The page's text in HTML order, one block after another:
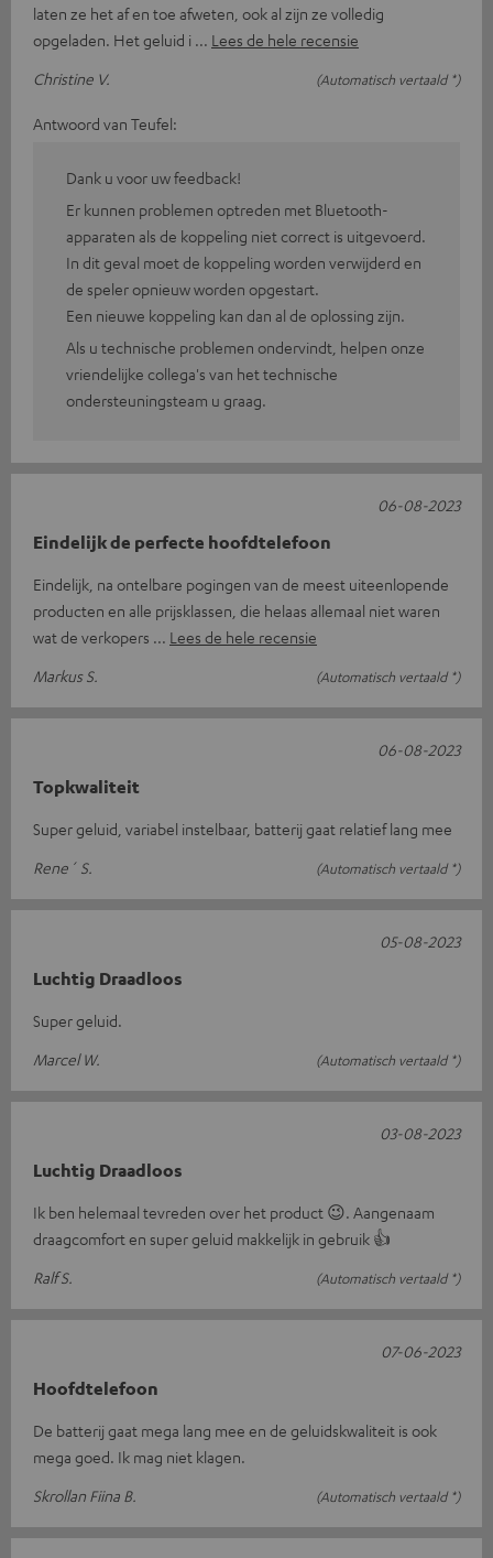
laten ze het af en toe afweten, ook al zijn ze volledig
opgeladen. Het geluid i
Lees de hele recensie
Christine V.
(Automatisch vertaald *)
Antwoord van Teufel:
Dank u voor uw feedback!
Er kunnen problemen optreden met Bluetooth-
apparaten als de koppeling niet correct is uitgevoerd.
In dit geval moet de koppeling worden verwijderd en
de speler opnieuw worden opgestart.
Een nieuwe koppeling kan dan al de oplossing zijn.
Als u technische problemen ondervindt, helpen onze
vriendelijke collega's van het technische
ondersteuningsteam u graag.
Eindelijk de perfecte hoofdtelefoon
Eindelijk, na ontelbare pogingen van de meest uiteenlopende
producten en alle prijsklassen, die helaas allemaal niet waren
wat de verkopers
Lees de hele recensie
Markus S.
(Automatisch vertaald *)
06-08-2023
Topkwaliteit
Super geluid, variabel instelbaar, batterij gaat relatief lang mee
Rene´ S.
(Automatisch vertaald *)
06-08-2023
Luchtig Draadloos
Super geluid.
Marcel W.
(Automatisch vertaald *)
05-08-2023
Luchtig Draadloos
Ik ben helemaal tevreden over het product 😉. Aangenaam
draagcomfort en super geluid makkelijk in gebruik 👍
Ralf S.
(Automatisch vertaald *)
03-08-2023
Hoofdtelefoon
De batterij gaat mega lang mee en de geluidskwaliteit is ook
mega goed. Ik mag niet klagen.
Skrollan Fiina B.
(Automatisch vertaald *)
07-06-2023